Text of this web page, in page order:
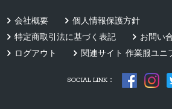
会社概要
個人情報保護方針
特定商取引法に基づく表記
お問い
ログアウト
関連サイト 作業服ユニ
SOCIAL LINK：